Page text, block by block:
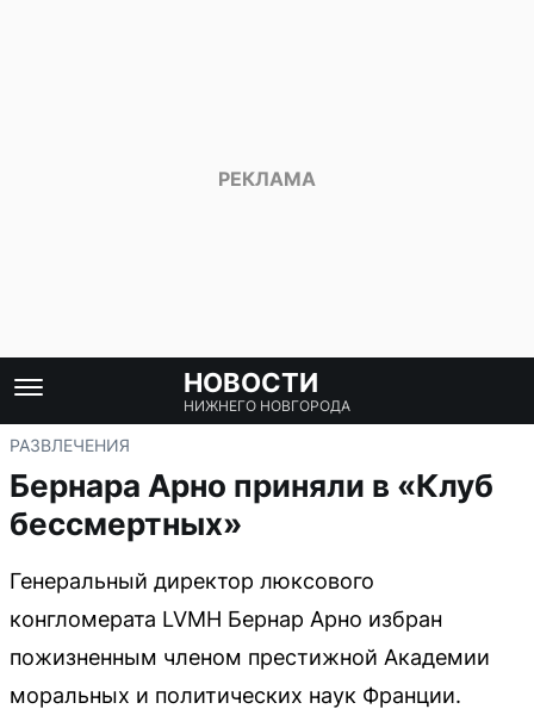
НОВОСТИ
НИЖНЕГО НОВГОРОДА
РАЗВЛЕЧЕНИЯ
Бернара Арно приняли в «Клуб
бессмертных»
Генеральный директор люксового
конгломерата LVMH Бернар Арно избран
пожизненным членом престижной Академии
моральных и политических наук Франции.